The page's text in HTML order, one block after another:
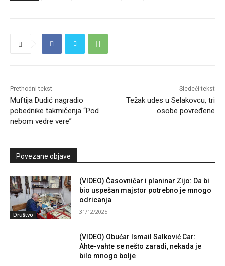
Prethodni tekst
Muftija Dudić nagradio
pobednike takmičenja “Pod
nebom vedre vere”
Sledeći tekst
Težak udes u Selakovcu, tri
osobe povređene
Povezane objave
Društvo
(VIDEO) Časovničar i planinar Zijo: Da bi
bio uspešan majstor potrebno je mnogo
odricanja
31/12/2025
(VIDEO) Obućar Ismail Salković Car:
Ahte-vahte se nešto zaradi, nekada je
bilo mnogo bolje